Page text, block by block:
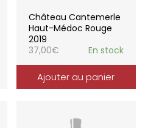
Château Cantemerle
Haut-Médoc Rouge
2019
37,00€ En stock
Ajouter au panier